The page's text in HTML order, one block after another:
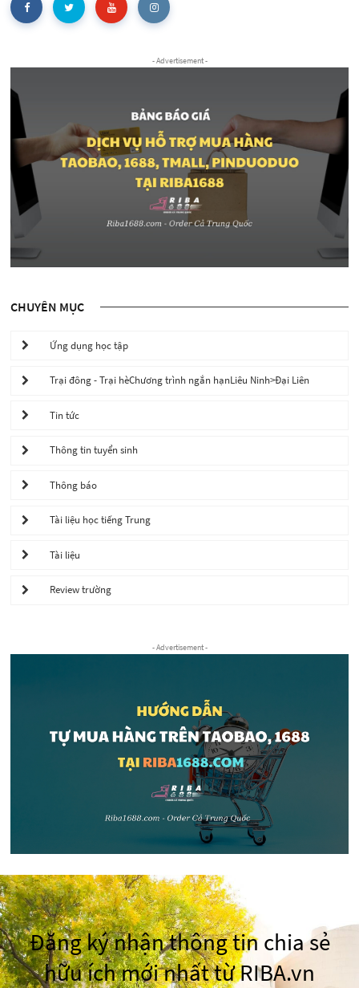
- Advertisement -
CHUYÊN MỤC
Ứng dụng học tập
Trại đông - Trại hèChương trình ngắn hạnLiêu Ninh>Đại Liên
Tin tức
Thông tin tuyển sinh
Thông báo
Tài liệu học tiếng Trung
Tài liệu
Review trường
- Advertisement -
Đăng ký nhận thông tin chia sẻ
hữu ích mới nhất từ RIBA.vn